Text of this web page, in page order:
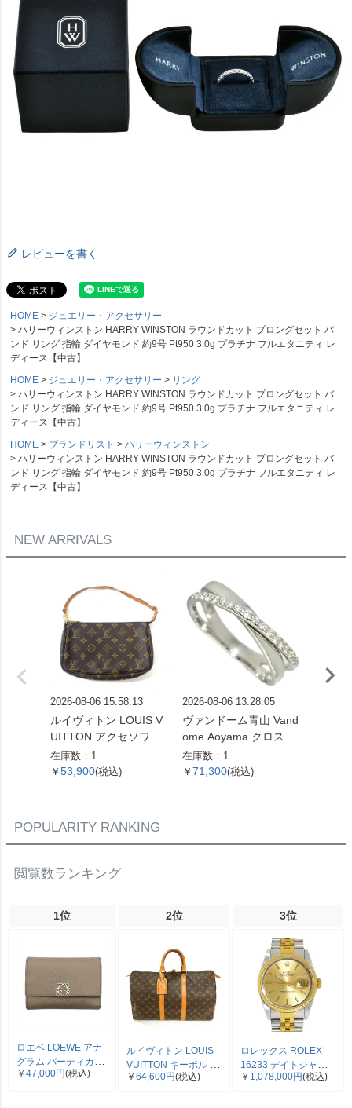
レビューを書く
HOME
ジュエリー・アクセサリー
ハリーウィンストン HARRY WINSTON ラウンドカット プロングセット バ
ンド リング 指輪 ダイヤモンド 約9号 Pt950 3.0g プラチナ フルエタニティ レ
ディース【中古】
HOME
ジュエリー・アクセサリー
リング
ハリーウィンストン HARRY WINSTON ラウンドカット プロングセット バ
ンド リング 指輪 ダイヤモンド 約9号 Pt950 3.0g プラチナ フルエタニティ レ
ディース【中古】
HOME
ブランドリスト
ハリーウィンストン
ハリーウィンストン HARRY WINSTON ラウンドカット プロングセット バ
ンド リング 指輪 ダイヤモンド 約9号 Pt950 3.0g プラチナ フルエタニティ レ
ディース【中古】
NEW ARRIVALS
2026-08-06 15:58:13
ルイヴィトン LOUIS V
UITTON アクセソワー
ル ポシェット モノグラ
ム キャンバス M51980
在庫数：1
￥ 53,900(税込)
2026-08-06 13:28:05
ヴァンドーム青山 Vand
ome Aoyama クロス モ
チーフ リング 指輪 ダイ
ヤモンド 0.16ct 約13号
在庫数：1
￥ 71,300(税込)
POPULARITY RANKING
閲覧数ランキング
1位 2位 3位
ロエベ LOEWE アナ
グラム バーティカル
三つ折り財布 ベージ
￥ 47,000円(税込)
ルイヴィトン LOUIS
VUITTON キーポル 45
ボストンバッグ モノ
￥ 64,600円(税込)
ロレックス ROLEX
16233 デイトジャス
ト E番 腕時計 シャン
￥ 1,078,000円(税込)